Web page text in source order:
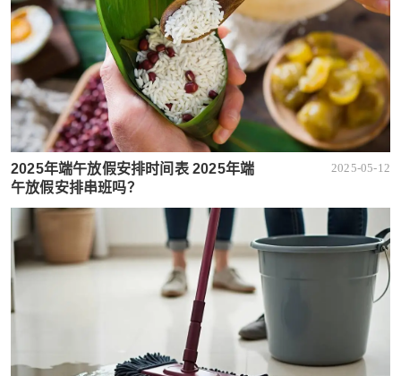
2025年端午放假安排时间表 2025年端
午放假安排串班吗？
2025-05-12